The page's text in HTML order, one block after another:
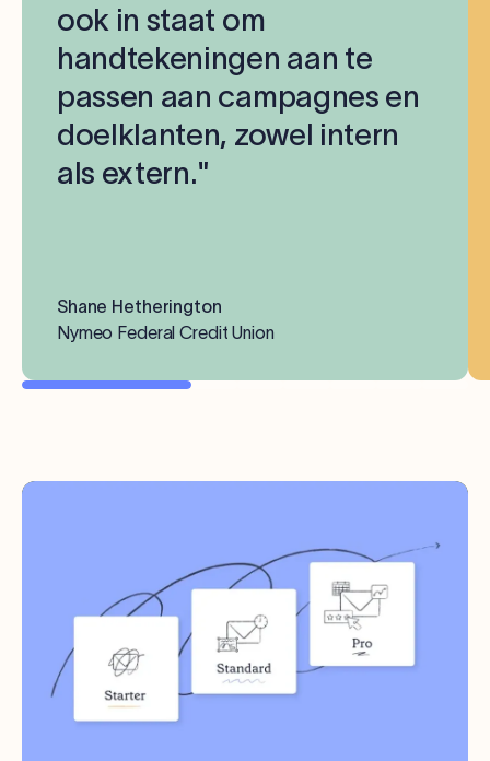
ook in staat om
handtekeningen aan te
passen aan campagnes en
doelklanten, zowel intern
als extern."
Shane Hetherington
Nymeo Federal Credit Union